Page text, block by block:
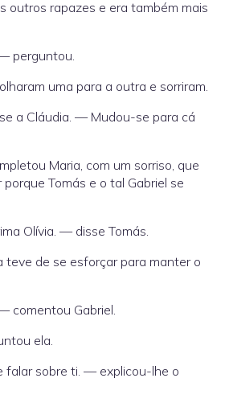
outros rapazes e era também mais
perguntou.
uma para a outra e sorriram.
a Cláudia. — Mudou-se para cá
Maria, com um sorriso, que
porque Tomás e o tal Gabriel se
Olívia. — disse Tomás.
teve de se esforçar para manter o
comentou Gabriel.
ela.
sobre ti. — explicou-lhe o